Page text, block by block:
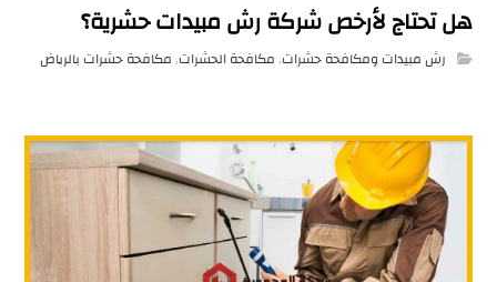
هل تحتاج لأرخص شركة رش مبيدات حشرية؟
رش مبيدات ومكافحة حشرات, مكافحة الحشرات, مكافحة حشرات بالرياض